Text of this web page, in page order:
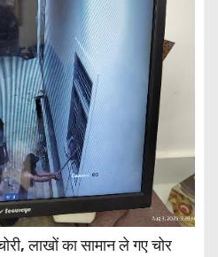
लाखों का सामान ले गए चोर